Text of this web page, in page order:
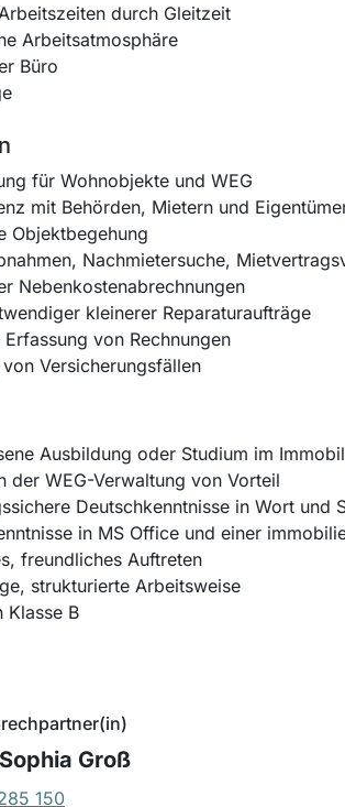
durch Gleitzeit
Arbeitsatmosphäre
Büro
für Wohnobjekte und WEG
mit Behörden, Mietern und
Objektbegehung
Nachmietersuche,
Nebenkostenabrechnungen
kleinerer Reparaturaufträge
von Rechnungen
Versicherungsfällen
Ausbildung oder Studium im
der WEG-Verwaltung von Vorteil
Deutschkenntnisse in Wort und
in MS Office und einer
freundliches Auftreten
strukturierte Arbeitsweise
Klasse B
Groß
150